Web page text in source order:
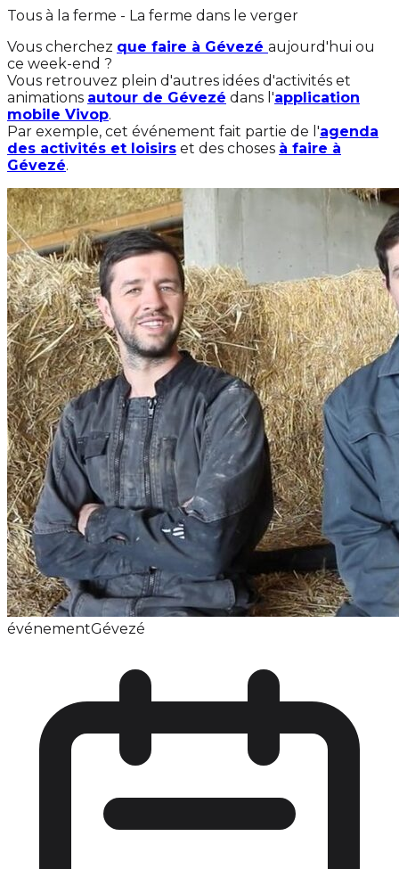
Tous à la ferme - La ferme dans le verger
Vous cherchez que faire à Gévezé aujourd'hui ou
ce week-end ?
Vous retrouvez plein d'autres idées d'activités et
animations autour de Gévezé dans l'application
mobile Vivop.
Par exemple, cet événement fait partie de l'agenda
des activités et loisirs et des choses à faire à
Gévezé.
événementGévezé